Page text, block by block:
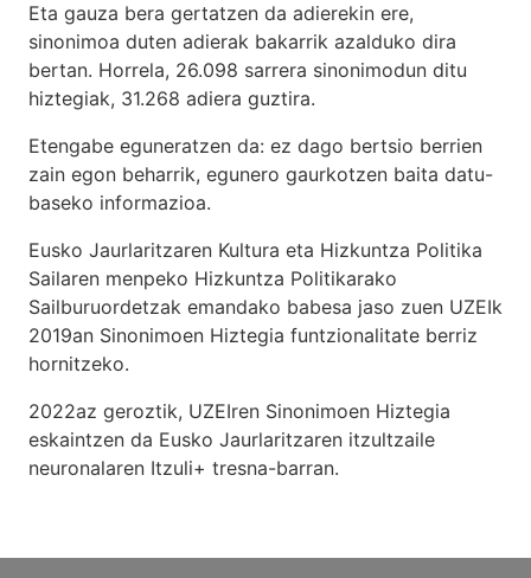
Eta gauza bera gertatzen da adierekin ere,
sinonimoa duten adierak bakarrik azalduko dira
bertan. Horrela, 26.098 sarrera sinonimodun ditu
hiztegiak, 31.268 adiera guztira.
Etengabe eguneratzen da: ez dago bertsio berrien
zain egon beharrik, egunero gaurkotzen baita datu-
baseko informazioa.
Eusko Jaurlaritzaren Kultura eta Hizkuntza Politika
Sailaren menpeko Hizkuntza Politikarako
Sailburuordetzak emandako babesa jaso zuen UZEIk
2019an Sinonimoen Hiztegia funtzionalitate berriz
hornitzeko.
2022az geroztik, UZEIren Sinonimoen Hiztegia
eskaintzen da Eusko Jaurlaritzaren itzultzaile
neuronalaren Itzuli+ tresna-barran.